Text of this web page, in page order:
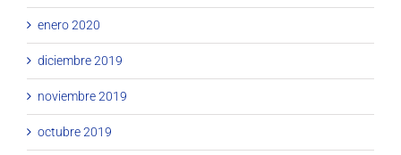
enero 2020
diciembre 2019
noviembre 2019
octubre 2019